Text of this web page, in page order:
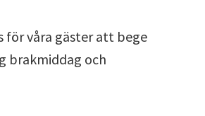
för våra gäster att bege
brakmiddag och